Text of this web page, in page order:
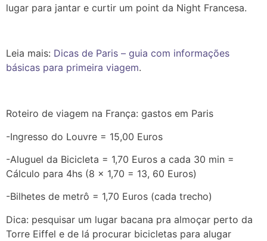
lugar para jantar e curtir um point da Night Francesa.
Leia mais: Dicas de Paris – guia com informações
básicas para primeira viagem.
Roteiro de viagem na França: gastos em Paris
-Ingresso do Louvre = 15,00 Euros
-Aluguel da Bicicleta = 1,70 Euros a cada 30 min =
Cálculo para 4hs (8 x 1,70 = 13, 60 Euros)
-Bilhetes de metrô = 1,70 Euros (cada trecho)
Dica: pesquisar um lugar bacana pra almoçar perto da
Torre Eiffel e de lá procurar bicicletas para alugar